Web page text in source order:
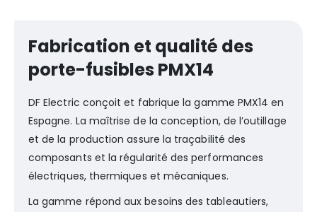
Fabrication et qualité des
porte-fusibles PMX14
DF Electric conçoit et fabrique la gamme PMX14 en
Espagne. La maîtrise de la conception, de l’outillage
et de la production assure la traçabilité des
composants et la régularité des performances
électriques, thermiques et mécaniques.
La gamme répond aux besoins des tableautiers,